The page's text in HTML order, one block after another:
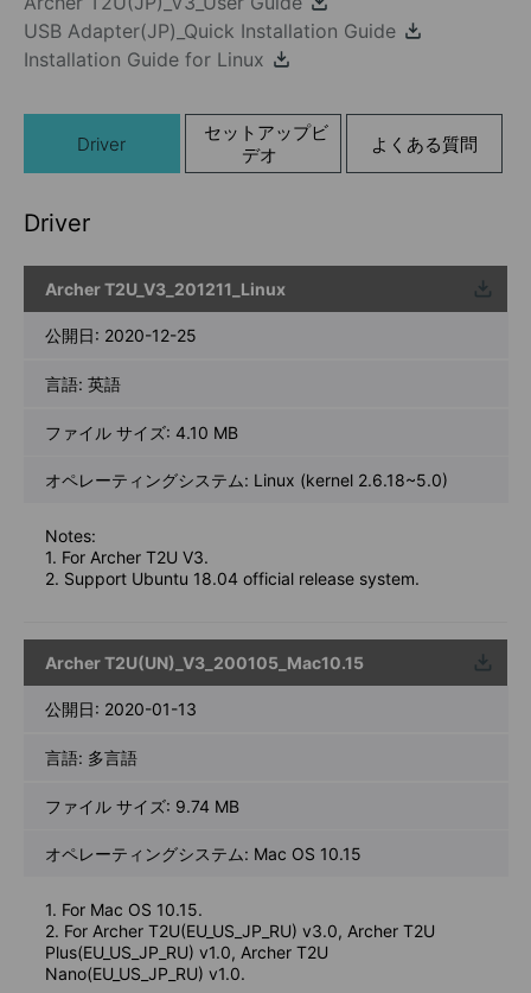
USB Adapter(JP)_Quick Installation Guide
Installation Guide for Linux
Driver
セットアップビ
デオ
よくある質問
Driver
Archer T2U_V3_201211_Linux
ウンロ
ード
公開日: 2020-12-25
言語: 英語
ファイル サイズ: 4.10 MB
オペレーティングシステム: Linux (kernel 2.6.18~5.0)
Notes:
1. For Archer T2U V3.
2. Support Ubuntu 18.04 official release system.
Archer T2U(UN)_V3_200105_Mac10.15
ウンロ
ード
公開日: 2020-01-13
言語: 多言語
ファイル サイズ: 9.74 MB
オペレーティングシステム: Mac OS 10.15
1. For Mac OS 10.15.
2. For Archer T2U(EU_US_JP_RU) v3.0, Archer T2U
Plus(EU_US_JP_RU) v1.0, Archer T2U
Nano(EU_US_JP_RU) v1.0.